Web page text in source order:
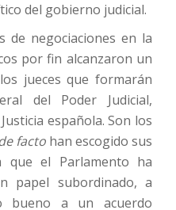
del gobierno judicial.
en la
por fin alcanzaron un
jueces que formarán
del Poder Judicial,
española. Son los
factohan escogido sus
que el Parlamento ha
papel subordinado, a
bueno a un acuerdo